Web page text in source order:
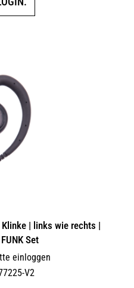
| links wie rechts |
Set
einloggen
V2